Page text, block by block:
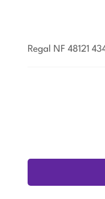
Regal NF 48121